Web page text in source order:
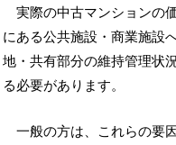
実際の中古マンションの
にある公共施設・商業施設
地・共有部分の維持管理状
る必要があります。
一般の方は、これらの要